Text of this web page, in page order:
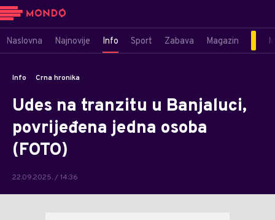
Naslovna Najnovije Info Sport Zabava Magazin
Info Crna hronika
Udes na tranzitu u Banjaluci,
povrijeđena jedna osoba
(FOTO)
22.09.2025. / 14:36